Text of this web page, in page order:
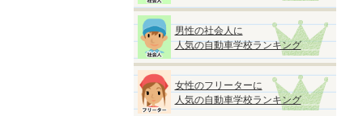
男性の社会人に
人気の自動車学校ランキング
女性のフリーターに
人気の自動車学校ランキング